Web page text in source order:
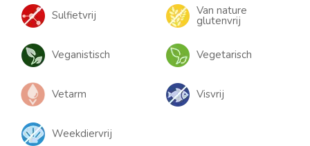
Sulfietvrij Van nature
glutenvrij
Veganistisch Vegetarisch
Vetarm Visvrij
Weekdiervrij